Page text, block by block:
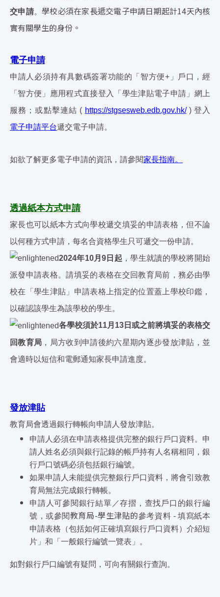
交申請。 學校必須在家長遞交電子申請日期起計14天內核
實有關學生的身份。
電子申請
申請人必須持有具數碼簽署功能的「智方便+」戶口，經
「智方便」應用程式直接登入「學生津貼電子申請」網上
服務；或點擊連結 ( https://stgsesweb.edb.gov.hk/) 登入
電子申請平台遞交電子申請。
如欲了解更多電子申請的資訊，請參閱家長指南。
透過紙本方式申請
家長也可以紙本方式向學校遞交填妥的申請表格，但不論
以何種方式申請，每名合資格學生只可遞交一份申請。
2024年10月9日起 ，學生就讀的學校將開始
派發申請表格。請填妥的表格在交回教育局前，務必由學
校在「學生津貼」申請表格上指定的位置蓋上學校印鑑，
以確認該學生為該學校的學生。
各學校須於11月13日或之前將填妥的表格交
回教育局 ，局方收到申請後約六星期內逐步發放津貼，並
會適時以短信和電郵通知家長申請進度。
發放津貼
教育局會透過銀行轉帳向申請人發放津貼。
申請人必須在申請表格提供完整的銀行戶口資料。申
請人姓名必須與銀行記錄的帳戶持有人名稱相同，銀
行戶口號碼必須包括銀行編號。
如果申請人未能提供完整銀行戶口資料，將會引致教
育局無法完成銀行轉帳。
申請人可參閱銀行結單／存摺，查找戶口的銀行編
號，或參閱教育局-學生津貼的參考資料 - 填寫紙本
申請表格（包括如何正確填寫銀行戶口資料）介紹短
片」和「一般銀行編號一覽表」。
如對銀行戶口編號有疑問，可向有關銀行查詢。